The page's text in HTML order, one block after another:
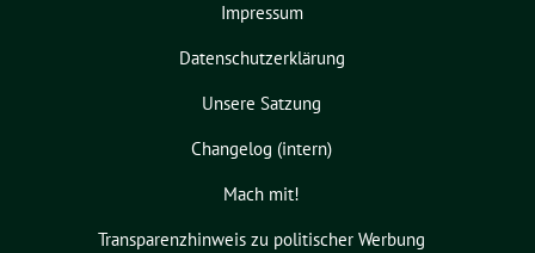
Impressum
Datenschutzerklärung
Unsere Satzung
Changelog (intern)
Mach mit!
Transparenzhinweis zu politischer Werbung